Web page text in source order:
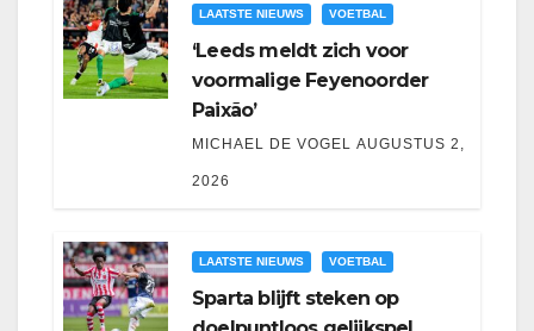
LAATSTE NIEUWS VOETBAL
‘Leeds meldt zich voor
voormalige Feyenoorder
Paixão’
MICHAEL DE VOGEL AUGUSTUS 2,
2026
LAATSTE NIEUWS VOETBAL
Sparta blijft steken op